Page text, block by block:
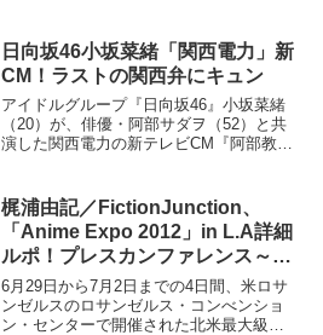
日向坂46小坂菜緒「関西電力」新
CM！ラストの関西弁にキュン
アイドルグループ『日向坂46』小坂菜緒
（20）が、俳優・阿部サダヲ（52）と共
演した関西電力の新テレビCM『阿部教授
県（大阪府、京都府、兵庫県、和歌山
県、奈良県、...
梶浦由記／FictionJunction、
「Anime Expo 2012」in L.A詳細
ルポ！プレスカンファレンス～サ
イン会
6月29日から7月2日までの4日間、米ロサ
ンゼルスのロサンゼルス・コンべンショ
ン・センターで開催された北米最大級の